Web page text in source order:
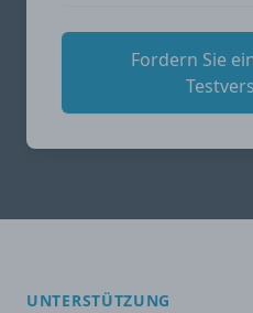
Fordern Sie
UNTERSTÜTZUNG